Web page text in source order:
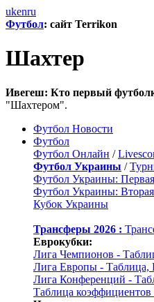
ukenru
Футбол: сайт Terrikon
Шахтер
Ивегеш: Кто первый
"Шахтером".
Футбол Новости
Футбол
Футбол Онлайн /
Футбол Украины /
Футбол Украины:
Футбол Украины: Вторая
Кубок Украины
Трансферы 2026 :
Еврокубки:
Лига Чемпионов -
Лига Европы - Таблица,
Лига Конференций -
Таблица